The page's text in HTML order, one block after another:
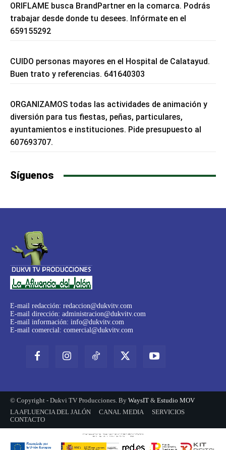
ORIFLAME busca BrandPartner en la comarca. Podrás
trabajar desde donde tu desees. Infórmate en el
659155292
CUIDO personas mayores en el Hospital de Calatayud.
Buen trato y referencias. 641640303
ORGANIZAMOS todas las actividades de animación y
diversión para tus fiestas, peñas, particulares,
ayuntamientos e instituciones. Pide presupuesto al
607693707.
Síguenos
E-mail redacción: redaccion@dukvitv.com
E-mail dirección: administracion@dukvitv.com
E-mail información: info@dukvitv.com
E-mail comercial: comercial@dukvitv.com
© Copyright - Dukvi TV Producciones. By WaysIT & Estudio MOV
LA AFLUENCIA DEL JALÓN
CANAL MEDIA
SERVICIOS
CONTACTO